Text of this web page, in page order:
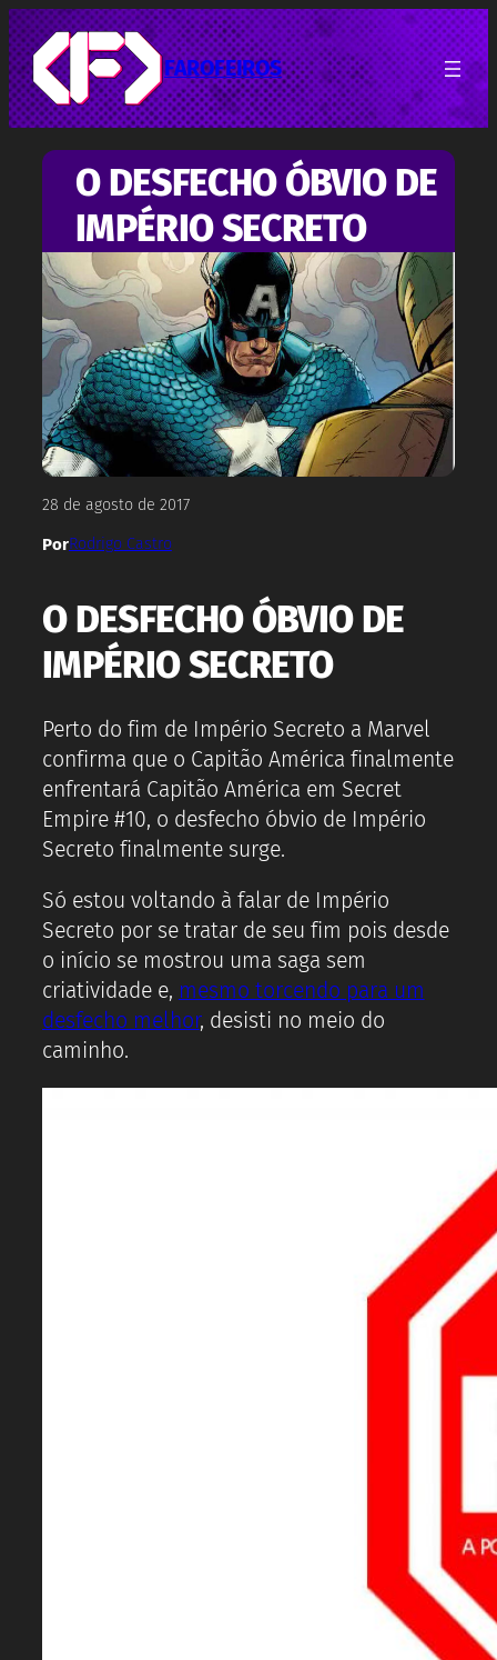
Pular
para
o
conteúdo
FAROFEIROS
O DESFECHO ÓBVIO DE
IMPÉRIO SECRETO
28 de agosto de 2017
PorRodrigo Castro
O DESFECHO ÓBVIO DE
IMPÉRIO SECRETO
Perto do fim de Império Secreto a Marvel
confirma que o Capitão América finalmente
enfrentará Capitão América em Secret
Empire #10, o desfecho óbvio de Império
Secreto finalmente surge.
Só estou voltando à falar de Império
Secreto por se tratar de seu fim pois desde
o início se mostrou uma saga sem
criatividade e, mesmo torcendo para um
desfecho melhor, desisti no meio do
caminho.